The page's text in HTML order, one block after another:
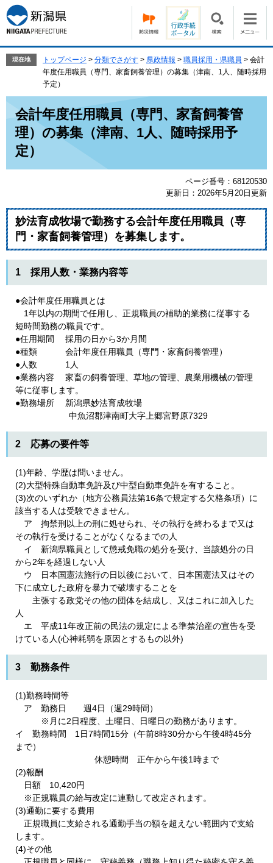
ー
ジ
の
す。
ニ
ュ
ー
し
現在地 トップページ > 分類でさがす > 県政情報 > 職員採用・県職員 > 会計
年度任用職員（専門、家畜飼養管理）の募集（津南、1人、随時採用
予定）
会計年度任用職員（専門、家畜飼養管
理）の募集（津南、1人、随時採用予
定）
ページ番号：68120530
更新日：2026年5月20日更新
妙法育成牧場で勤務する会計年度任用職員（専
門・家畜飼養管理）を募集します。
1 採用人数・業務内容等
●会計年度任用職員とは
1年以内の期間で任用し、正規職員の補助的業務に従事する
短時間勤務の職員です。
●任用期間 採用の日から3か月間
●種類 会計年度任用職員（専門・家畜飼養管理）
●人数 1人
●業務内容 家畜の飼養管理、草地の管理、農業用機械の管理
等に従事します。
●勤務場所 新潟県妙法育成牧場
中魚沼郡津南町大字上郷宮野原7329
2 応募の要件等
(1)年齢、学歴は問いません。
(2)大型特殊自動車免許及び中型自動車免許を有すること。
(3)次のいずれか（地方公務員法第16条で規定する欠格条項）に
該当する人は受験できません。
ア 拘禁刑以上の刑に処せられ、その執行を終わるまで又は
その執行を受けることがなくなるまでの人
イ 新潟県職員として懲戒免職の処分を受け、当該処分の日
から2年を経過しない人
ウ 日本国憲法施行の日以後において、日本国憲法又はその
下に成立した政府を暴力で破壊することを
主張する政党その他の団体を結成し、又はこれに加入した
人
エ 平成11年改正前の民法の規定による準禁治産の宣告を受
けている人(心神耗弱を原因とするもの以外)
3 勤務条件
(1)勤務時間等
ア 勤務日 週4日（週29時間）
※月に2日程度、土曜日、日曜日の勤務があります。
イ 勤務時間 1日7時間15分（午前8時30分から午後4時45分
まで）
休憩時間 正午から午後1時まで
(2)報酬
日額 10,420円
※正規職員の給与改定に連動して改定されます。
(3)通勤に要する費用
正規職員に支給される通勤手当の額を超えない範囲内で支給
します。
(4)その他